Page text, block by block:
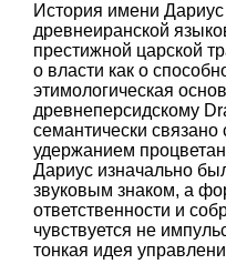
История имени Дариус
древнеиранской
престижной царской
о власти как о
этимологическая
древнеперсидскому
семантически
удержанием
Дариус изначально
звуковым знаком, а
ответственности и
чувствуется не
тонкая идея